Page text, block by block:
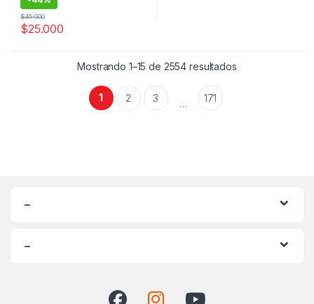
$25.000
$45.000
Mostrando 1–15 de 2554 resultadosOrdenado por
1 2 3 … 171
–
–